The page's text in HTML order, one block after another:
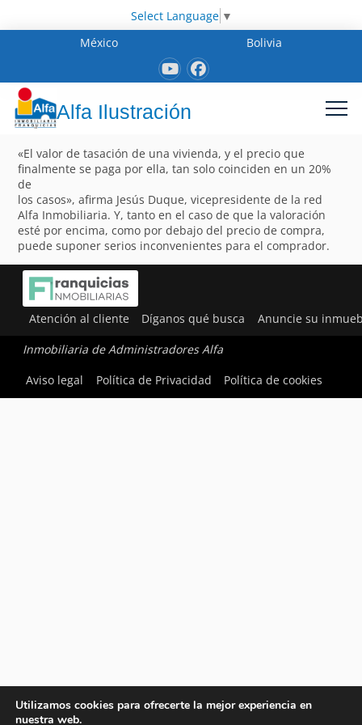
Select Language ▼
México
Bolivia
Alfa Ilustración
«El valor de tasación de una vivienda, y el precio que
finalmente se paga por ella, tan solo coinciden en un 20%
de
los casos», afirma Jesús Duque, vicepresidente de la red
Alfa Inmobiliaria. Y, tanto en el caso de que la valoración
esté por encima, como por debajo del precio de compra,
puede suponer serios inconvenientes para el comprador.
Atención al cliente Díganos qué busca Anuncie su
Inmobiliaria de Administradores Alfa
Aviso legal
Política de Privacidad Política de cookies
Utilizamos cookies para ofrecerte la mejor experiencia en
nuestra web.